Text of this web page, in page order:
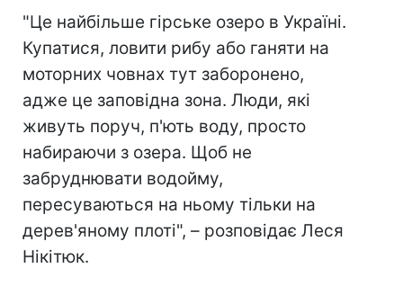
"Це найбільше гірське озеро в Україні.
Купатися, ловити рибу або ганяти на
моторних човнах тут заборонено,
адже це заповідна зона. Люди, які
живуть поруч, п'ють воду, просто
набираючи з озера. Щоб не
забруднювати водойму,
пересуваються на ньому тільки на
дерев'яному плоті", – розповідає Леся
Нікітюк.